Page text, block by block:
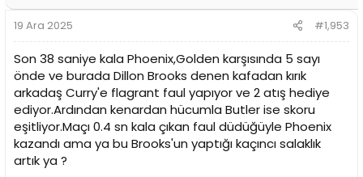
:
19 Ara 2025 #1,953
Son 38 saniye kala Phoenix,Golden karşısında 5 sayı
önde ve burada Dillon Brooks denen kafadan kırık
arkadaş Curry'e flagrant faul yapıyor ve 2 atış hediye
ediyor.Ardından kenardan hücumla Butler ise skoru
eşitliyor.Maçı 0.4 sn kala çıkan faul düdüğüyle Phoenix
kazandı ama ya bu Brooks'un yaptığı kaçıncı salaklık
artık ya ?